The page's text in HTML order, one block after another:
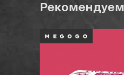
Рекомендуем